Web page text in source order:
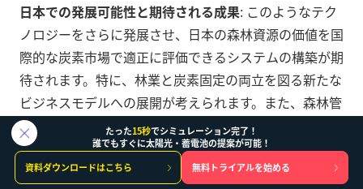
日本での発展可能性と期待される成果: このようなテク
ノロジーをさらに発展させ、日本の森林資源の価値を国
際的な炭素市場で適正に評価できるシステムの構築が期
待されます。特に、林業と炭素固定の両立を図る新たな
ビジネスモデルへの展開が考えられます。また、森林管
理の効率化により、林業従事者の高齢化問題にも対応で
きる可能性があります。
たった15秒でシミュレーション完了！
誰でもすぐに太陽光・蓄電池の提案が可能！
資料ダウンロードはこちら
無料トライアルを始める